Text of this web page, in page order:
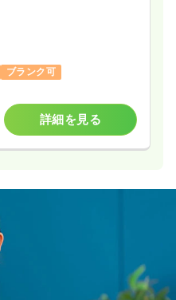
ブランク可
詳細を見る